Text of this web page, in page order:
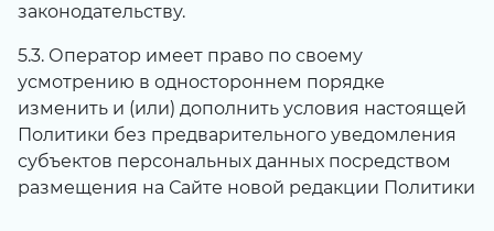
законодательству.
5.3. Оператор имеет право по своему
усмотрению в одностороннем порядке
изменить и (или) дополнить условия настоящей
Политики без предварительного уведомления
субъектов персональных данных посредством
размещения на Сайте новой редакции Политики